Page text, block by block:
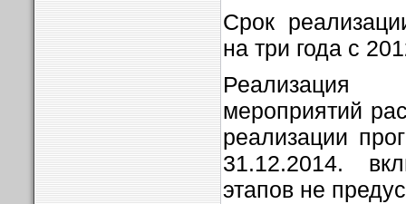
Срок
на три года с
Реализация
мероприятий
реализации
31.12.2014.
этапов не